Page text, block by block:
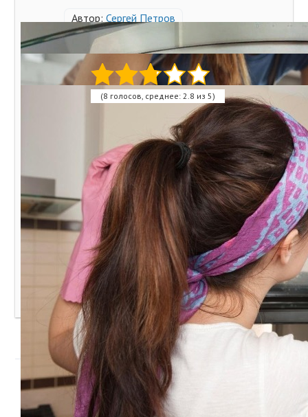
Автор: Сергей Петров
Оцените статью:
(8 голосов, среднее: 2.8 из 5)
Поделитесь с друзьями!
Похожие записи:
Простой, но эффективный способ очистки
вентиляционной решетки от жира
7 эффективных домашних средств, которые помогут
уменьшить количество пыли и грязи в доме
5 простых, но эффективных средств для очистки
микроволновки
Добавить комментарий
Войти с
помощью:
Уважаемые читатели! Мы не приемлем в комментариях
мат, оскорбления других участников, спам и ссылки на